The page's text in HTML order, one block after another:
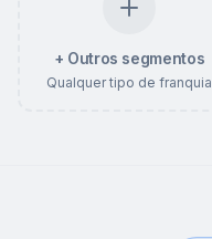
+ Outros segmentos
Qualquer tipo de franquia